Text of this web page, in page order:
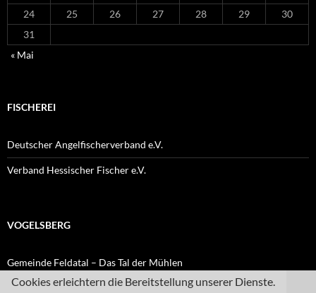
24
25 26 27 28 29
30
31
« Mai
FISCHEREI
Deutscher Angelfischerverband e.V.
Verband Hessischer Fischer e.V.
VOGELSBERG
Gemeinde Feldatal – Das Tal der Mühlen
Cookies erleichtern die Bereitstellung unserer Dienste.